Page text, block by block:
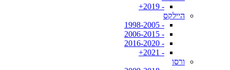
- 2019+
היילקס
- 1998-2005
- 2006-2015
- 2016-2020
- 2021+
ורסו